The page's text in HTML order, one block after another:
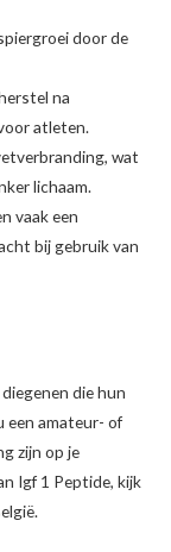
door de
na
atleten.
wat
lichaam.
vaak een
bij gebruik van
die hun
een amateur- of
zijn op je
Igf 1 Peptide, kijk